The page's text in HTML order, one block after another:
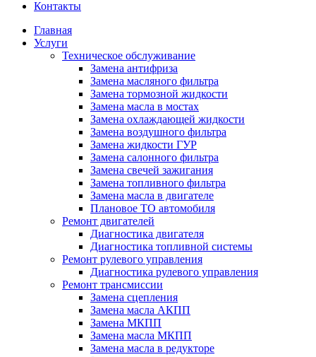
Контакты
Главная
Услуги
Техническое обслуживание
Замена антифриза
Замена масляного фильтра
Замена тормозной жидкости
Замена масла в мостах
Замена охлаждающей жидкости
Замена воздушного фильтра
Замена жидкости ГУР
Замена салонного фильтра
Замена свечей зажигания
Замена топливного фильтра
Замена масла в двигателе
Плановое ТО автомобиля
Ремонт двигателей
Диагностика двигателя
Диагностика топливной системы
Ремонт рулевого управления
Диагностика рулевого управления
Ремонт трансмиссии
Замена сцепления
Замена масла АКПП
Замена МКПП
Замена масла МКПП
Замена масла в редукторе